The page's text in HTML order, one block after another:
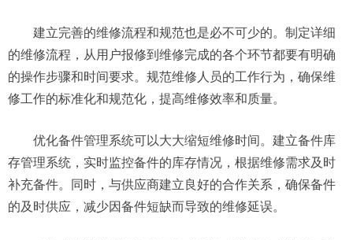
建立完善的维修流程和规范也是必不可少的。制定详细
的维修流程，从用户报修到维修完成的各个环节都要有明确
的操作步骤和时间要求。规范维修人员的工作行为，确保维
修工作的标准化和规范化，提高维修效率和质量。
优化备件管理系统可以大大缩短维修时间。建立备件库
存管理系统，实时监控备件的库存情况，根据维修需求及时
补充备件。同时，与供应商建立良好的合作关系，确保备件
的及时供应，减少因备件短缺而导致的维修延误。